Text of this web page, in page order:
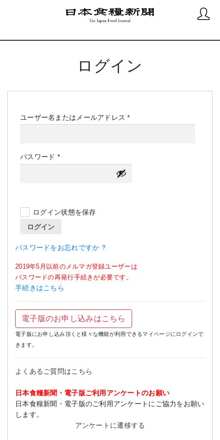
ログイン
ユーザー名またはメールアドレス*必
パスワード *必
須
ログイン状態を保存
ログイン
パスワードをお忘れですか ?
2019年5月以前のメルマガ登録ユーザーは
パスワードの再発行手続きが必要です。
手続きはこちら
電子版のお申し込みはこちら
電子版にお申し込み頂くと様々な機能が利用できるマイページにログインで
きます。
よくあるご質問はこちら
日本食糧新聞・電子版ご利用アンケートのお願い
日本食糧新聞・電子版のご利用アンケートにご協力をお願い
します。
アンケートに遷移する